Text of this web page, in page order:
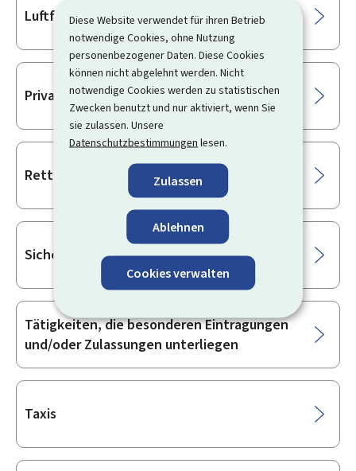
Diese Website verwendet für ihren Betrieb
notwendige Cookies, ohne Nutzung
personenbezogener Daten. Diese Cookies
können nicht abgelehnt werden. Nicht
notwendige Cookies werden zu statistischen
Zwecken benutzt und nur aktiviert, wenn Sie
sie zulassen. Unsere
Datenschutzbestimmungen lesen.
Zulassen
Ablehnen
Cookies verwalten
Luftfahrt
Privatsektor
Rettungsdienste
Sicherheitsdienst
Tätigkeiten, die besonderen Eintragungen
und/oder Zulassungen unterliegen
Taxis